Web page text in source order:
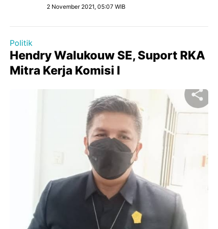
2 November 2021, 05:07 WIB
Politik
Hendry Walukouw SE, Suport RKA
Mitra Kerja Komisi l